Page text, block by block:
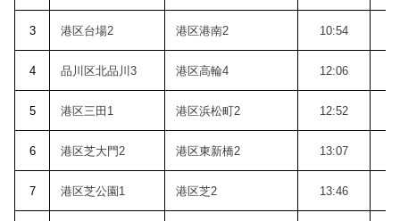
3 港区台場2 港区港南2 10:54
4 品川区北品川3 港区高輪4 12:06
5 港区三田1 港区浜松町2 12:52
6 港区芝大門2 港区東新橋2 13:07
7 港区芝公園1 港区芝2 13:46